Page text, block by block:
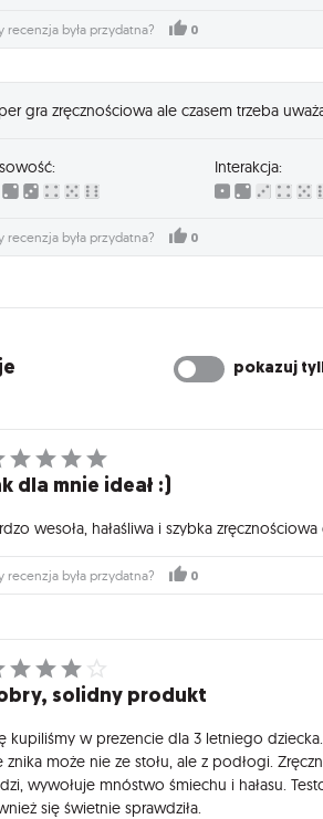
recenzja była przydatna? 0
gra zręcznościowa ale czasem trzeba
Interakcja:
recenzja była przydatna? 0
pokazuj
dla mnie ideał :)
wesoła, hałaśliwa i szybka
recenzja była przydatna? 0
solidny produkt
kupiliśmy w prezencie dla 3 letniego
znika może nie ze stołu, ale z podłogi.
wywołuje mnóstwo śmiechu i hałasu.
się świetnie sprawdziła.